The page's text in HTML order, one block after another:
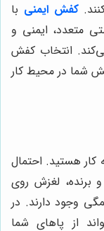
کفش ایمنی با
متعدد، ایمنی و
انتخاب کفش
شما در محیط کار
کار هستید. احتمال
برنده، لغزش روی
وجود دارند. در
از پاهای شما